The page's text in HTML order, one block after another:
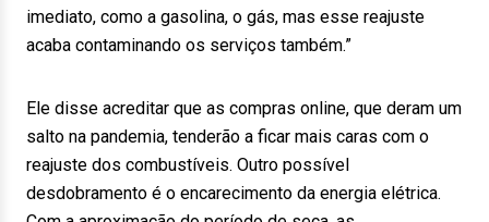
imediato, como a gasolina, o gás, mas esse reajuste
acaba contaminando os serviços também.”
Ele disse acreditar que as compras online, que deram um
salto na pandemia, tenderão a ficar mais caras com o
reajuste dos combustíveis. Outro possível
desdobramento é o encarecimento da energia elétrica.